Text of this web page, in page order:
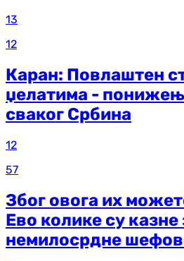
13
12
Каран: Повлаштен
џелатима -
сваког Србина
12
57
Због овога их
Ево колике су казне
немилосрдне